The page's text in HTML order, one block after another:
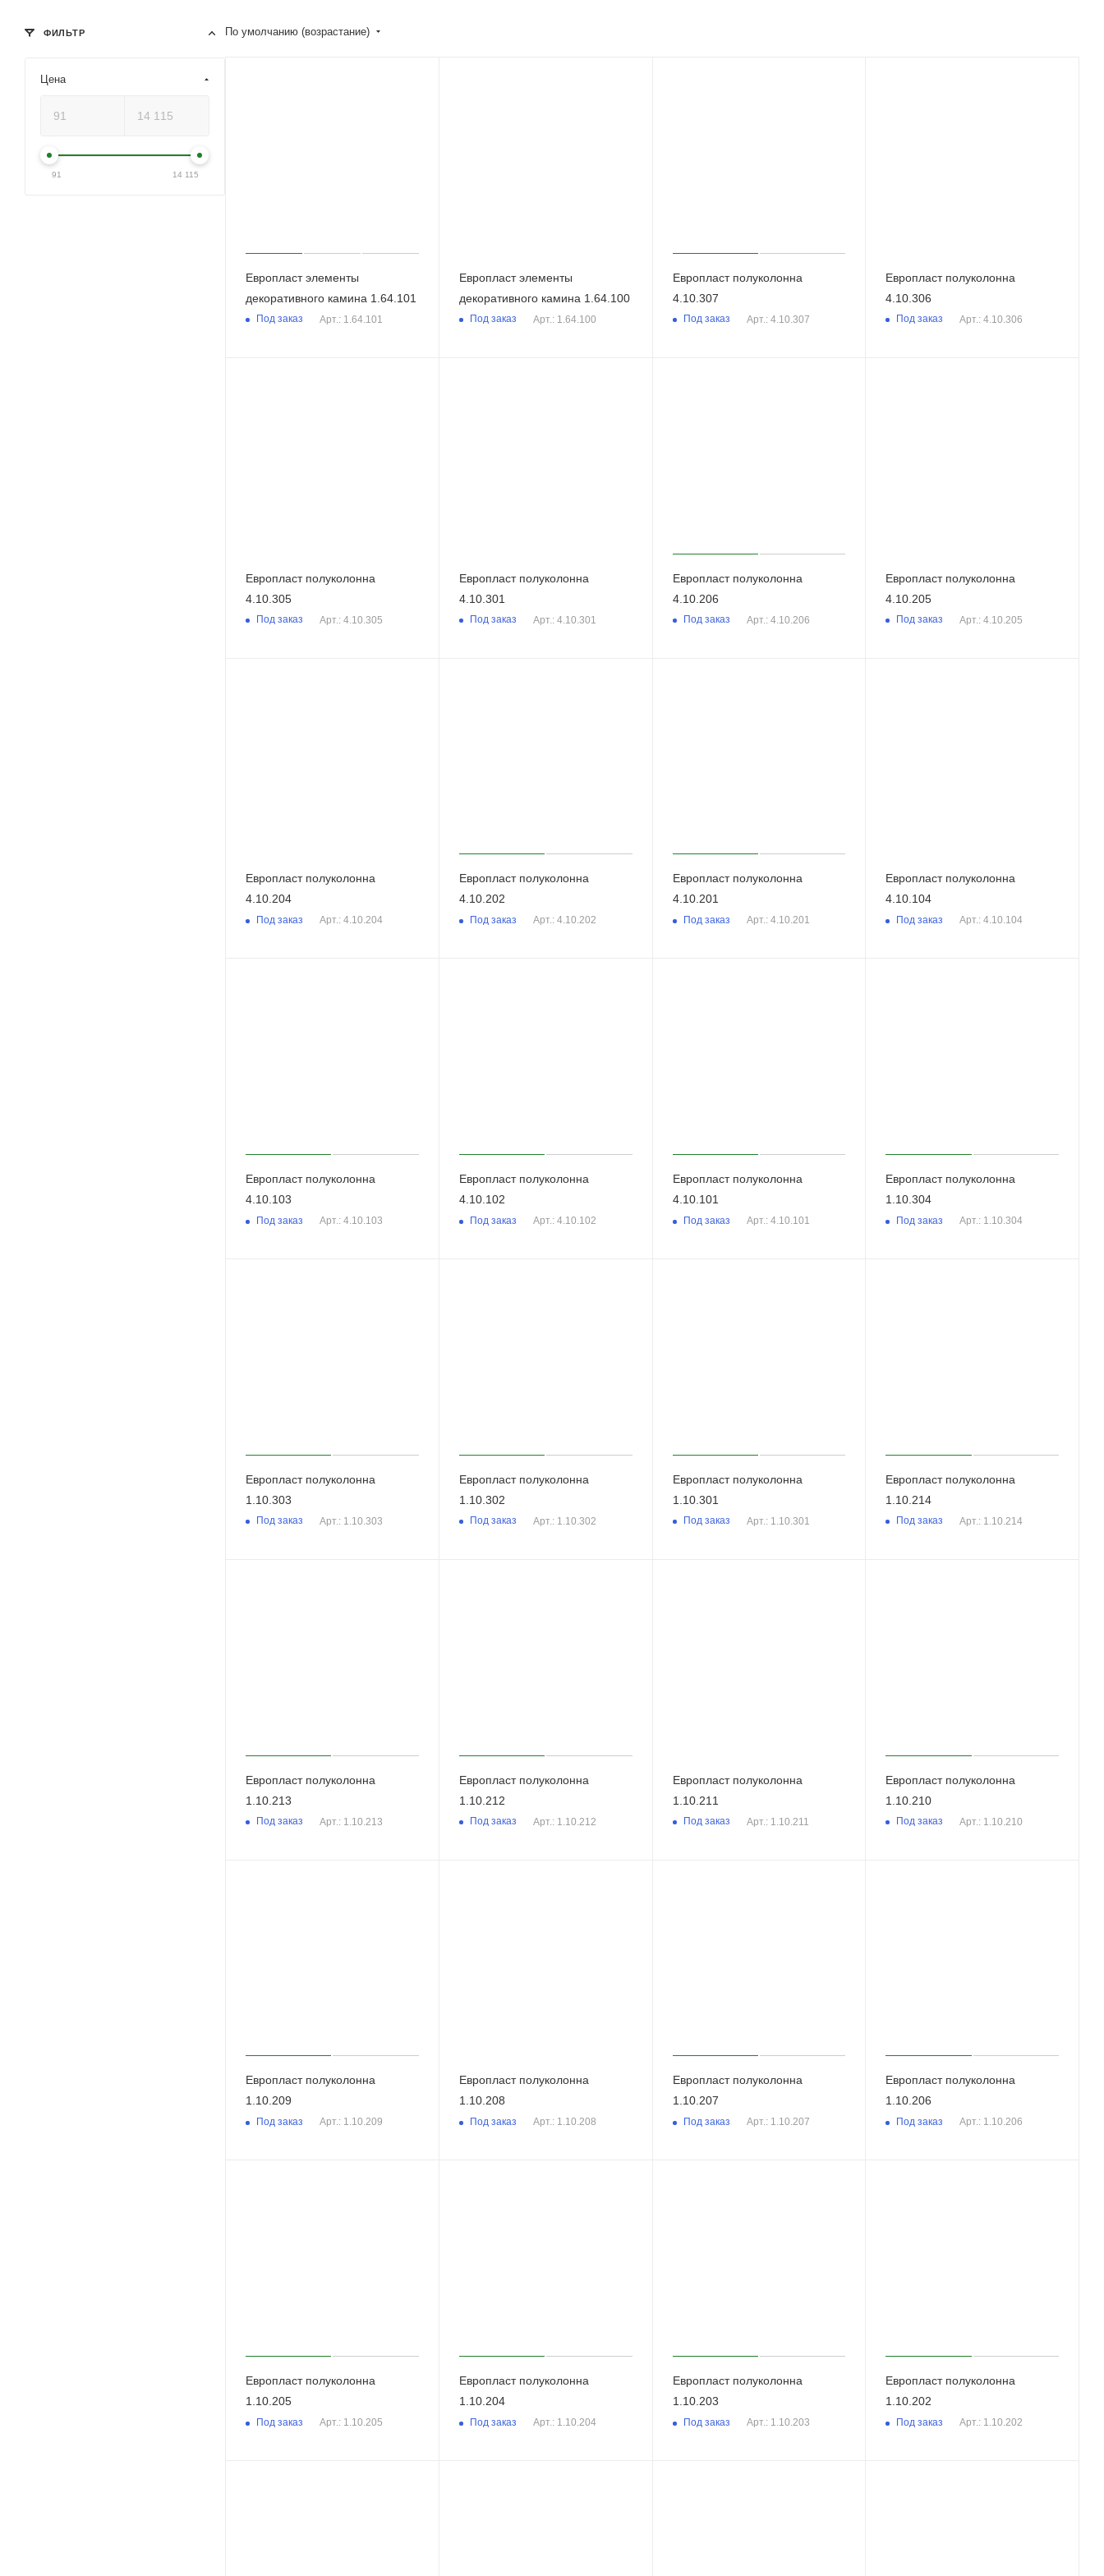
По умолчанию (возрастание)
Европласт элементы
декоративного камина 1.64.101
Под заказ Арт.: 1.64.101
Европласт элементы
декоративного камина 1.64.100
Под заказ Арт.: 1.64.100
Европласт полуколонна
4.10.307
Под заказ Арт.: 4.10.307
Европласт полуколонна
4.10.306
Под заказ Арт.: 4.10.306
Европласт полуколонна
4.10.305
Под заказ Арт.: 4.10.305
Европласт полуколонна
4.10.301
Под заказ Арт.: 4.10.301
Европласт полуколонна
4.10.206
Под заказ Арт.: 4.10.206
Европласт полуколонна
4.10.205
Под заказ Арт.: 4.10.205
Европласт полуколонна
4.10.204
Под заказ Арт.: 4.10.204
Европласт полуколонна
4.10.202
Под заказ Арт.: 4.10.202
Европласт полуколонна
4.10.201
Под заказ Арт.: 4.10.201
Европласт полуколонна
4.10.104
Под заказ Арт.: 4.10.104
Европласт полуколонна
4.10.103
Под заказ Арт.: 4.10.103
Европласт полуколонна
4.10.102
Под заказ Арт.: 4.10.102
Европласт полуколонна
4.10.101
Под заказ Арт.: 4.10.101
Европласт полуколонна
1.10.304
Под заказ Арт.: 1.10.304
Европласт полуколонна
1.10.303
Под заказ Арт.: 1.10.303
Европласт полуколонна
1.10.302
Под заказ Арт.: 1.10.302
Европласт полуколонна
1.10.301
Под заказ Арт.: 1.10.301
Европласт полуколонна
1.10.214
Под заказ Арт.: 1.10.214
Европласт полуколонна
1.10.213
Под заказ Арт.: 1.10.213
Европласт полуколонна
1.10.212
Под заказ Арт.: 1.10.212
Европласт полуколонна
1.10.211
Под заказ Арт.: 1.10.211
Европласт полуколонна
1.10.210
Под заказ Арт.: 1.10.210
Европласт полуколонна
1.10.209
Под заказ Арт.: 1.10.209
Европласт полуколонна
1.10.208
Под заказ Арт.: 1.10.208
Европласт полуколонна
1.10.207
Под заказ Арт.: 1.10.207
Европласт полуколонна
1.10.206
Под заказ Арт.: 1.10.206
Европласт полуколонна
1.10.205
Под заказ Арт.: 1.10.205
Европласт полуколонна
1.10.204
Под заказ Арт.: 1.10.204
Европласт полуколонна
1.10.203
Под заказ Арт.: 1.10.203
Европласт полуколонна
1.10.202
Под заказ Арт.: 1.10.202
ФИЛЬТР
Цена
91 14 115